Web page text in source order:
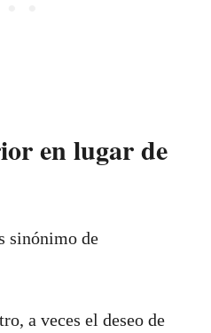
en lugar de
sinónimo de
a veces el deseo de